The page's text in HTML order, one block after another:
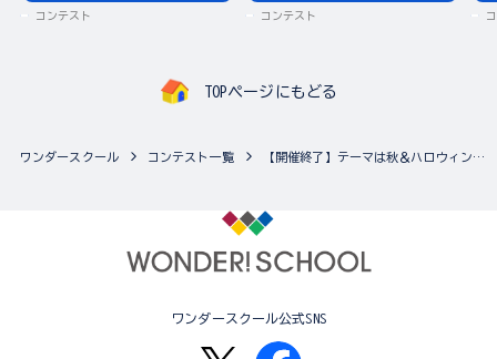
コンテスト コンテスト
TOPページにもどる
ワンダースクール コンテスト一覧 【開催終了】テーマは秋＆ハロウィン！ちゃおイラストコンテスト♪（複数の作品応募可能！）
ワンダースクール公式SNS